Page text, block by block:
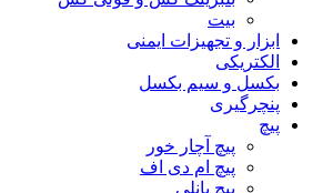
بیت
ابزار و تجهیزات ایمنی
الکتریکی
بکسل و سیم بکسل
پنچرگیری
پیچ
پیچ آچار خور
پیچ ام دی اف
پیچ پانلی